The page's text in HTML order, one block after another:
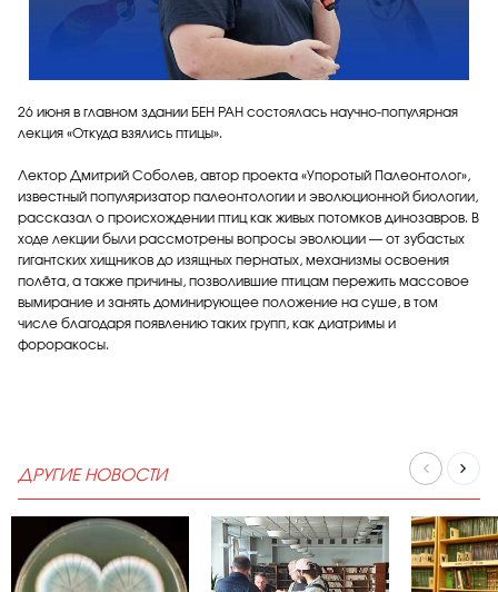
26 июня в главном здании БЕН РАН состоялась научно-популярная
лекция «Откуда взялись птицы».
Лектор Дмитрий Соболев, автор проекта «Упоротый Палеонтолог»,
известный популяризатор палеонтологии и эволюционной биологии,
рассказал о происхождении птиц как живых потомков динозавров. В
ходе лекции были рассмотрены вопросы эволюции — от зубастых
гигантских хищников до изящных пернатых, механизмы освоения
полёта, а также причины, позволившие птицам пережить массовое
вымирание и занять доминирующее положение на суше, в том
числе благодаря появлению таких групп, как диатримы и
фороракосы.
ДРУГИЕ НОВОСТИ